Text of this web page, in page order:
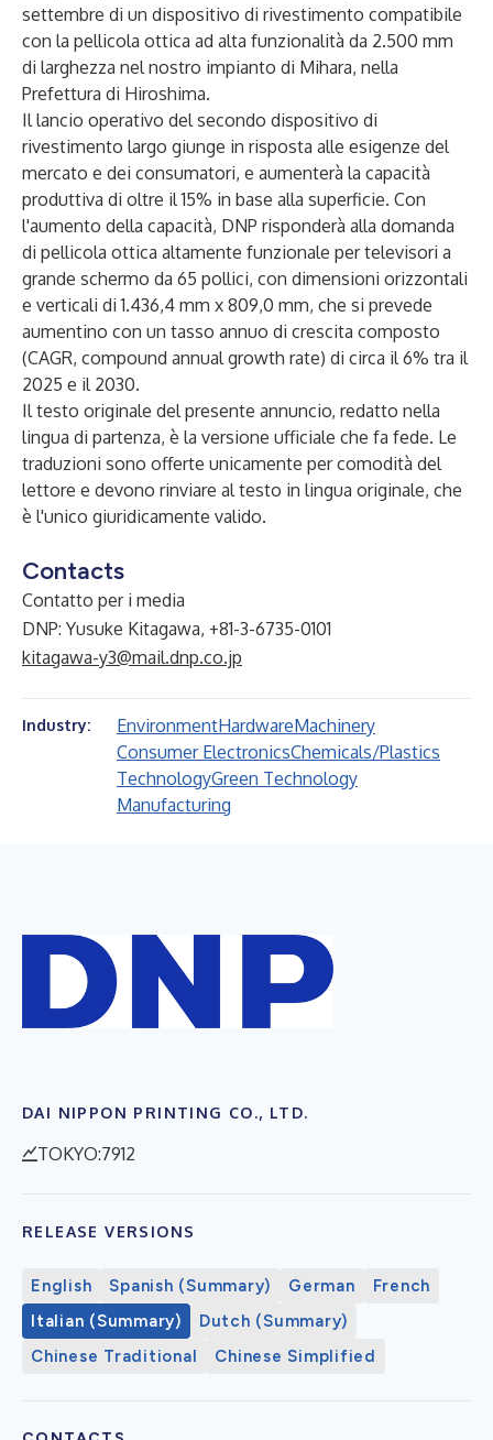
settembre di un dispositivo di rivestimento compatibile
con la pellicola ottica ad alta funzionalità da 2.500 mm
di larghezza nel nostro impianto di Mihara, nella
Prefettura di Hiroshima.
Il lancio operativo del secondo dispositivo di
rivestimento largo giunge in risposta alle esigenze del
mercato e dei consumatori, e aumenterà la capacità
produttiva di oltre il 15% in base alla superficie. Con
l'aumento della capacità, DNP risponderà alla domanda
di pellicola ottica altamente funzionale per televisori a
grande schermo da 65 pollici, con dimensioni orizzontali
e verticali di 1.436,4 mm x 809,0 mm, che si prevede
aumentino con un tasso annuo di crescita composto
(CAGR, compound annual growth rate) di circa il 6% tra il
2025 e il 2030.
Il testo originale del presente annuncio, redatto nella
lingua di partenza, è la versione ufficiale che fa fede. Le
traduzioni sono offerte unicamente per comodità del
lettore e devono rinviare al testo in lingua originale, che
è l'unico giuridicamente valido.
Contacts
Contatto per i media
DNP: Yusuke Kitagawa, +81-3-6735-0101
kitagawa-y3@mail.dnp.co.jp
Industry: EnvironmentHardwareMachinery
Consumer ElectronicsChemicals/Plastics
TechnologyGreen Technology
Manufacturing
DAI NIPPON PRINTING CO., LTD.
TOKYO:7912
RELEASE VERSIONS
English Spanish (Summary) German
French
Italian (Summary)
Dutch (Summary)
Chinese Traditional
Chinese Simplified